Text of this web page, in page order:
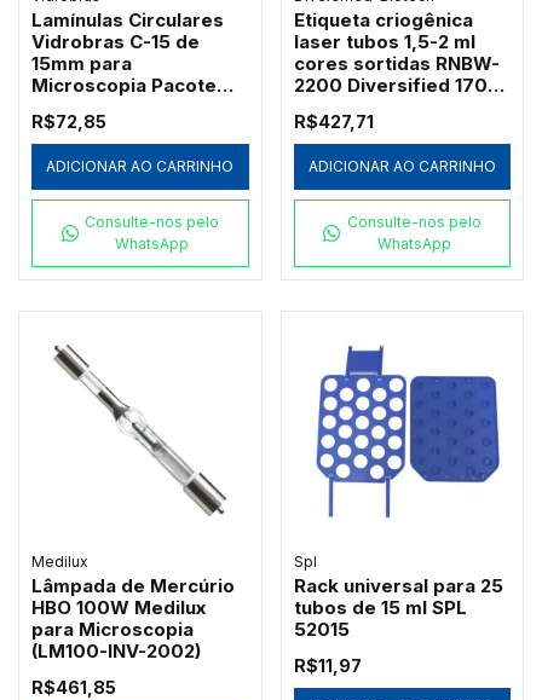
Lamínulas Circulares
Vidrobras C-15 de
15mm para
Microscopia Pacote
R$72,85
ADICIONAR AO CARRINHO
Consulte-nos pelo
WhatsApp
Etiqueta criogênica
laser tubos 1,5-2 ml
cores sortidas RNBW-
2200 Diversified 1700
R$427,71
ADICIONAR AO CARRINHO
Consulte-nos pelo
WhatsApp
Medilux
Lâmpada de Mercúrio
HBO 100W Medilux
para Microscopia
(LM100-INV-2002)
R$461,85
Spl
Rack universal para 25
tubos de 15 ml SPL
52015
R$11,97